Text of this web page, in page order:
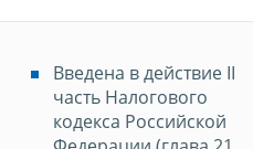
Введена в действие II
часть Налогового
кодекса Российской